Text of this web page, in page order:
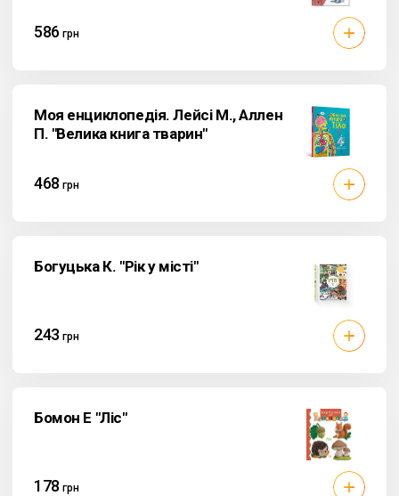
586 грн
Моя енциклопедія. Лейсі М., Аллен
П. "Велика книга тварин"
468 грн
Богуцька К. "Рік у місті"
243 грн
Бомон Е "Ліс"
178 грн